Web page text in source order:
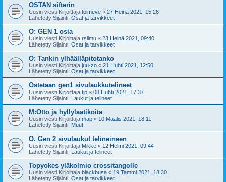
OSTAN sifterin
Uusin viesti Kirjoittaja toimeve « 27 Heinä 2021, 15:26
Lähetetty Sijainti: Osat ja tarvikkeet
O: GEN 1 osia
Uusin viesti Kirjoittaja rsilmu « 23 Heinä 2021, 09:40
Lähetetty Sijainti: Osat ja tarvikkeet
O: Tankin ylhäälläpitotanko
Uusin viesti Kirjoittaja juu-zo « 21 Huhti 2021, 12:50
Lähetetty Sijainti: Osat ja tarvikkeet
Ostetaan gen1 sivulaukkutelineet
Uusin viesti Kirjoittaja tjp « 08 Huhti 2021, 17:37
Lähetetty Sijainti: Laukut ja telineet
M:Otto ja hyllylaatikoita
Uusin viesti Kirjoittaja map « 10 Maalis 2021, 18:11
Lähetetty Sijainti: Muut
O. Gen 2 sivulaukut telineineen
Uusin viesti Kirjoittaja Mikke « 12 Helmi 2021, 09:44
Lähetetty Sijainti: Laukut ja telineet
Topyokes yläkolmio crossitangolle
Uusin viesti Kirjoittaja blackbusa « 19 Tammi 2021, 18:30
Lähetetty Sijainti: Osat ja tarvikkeet